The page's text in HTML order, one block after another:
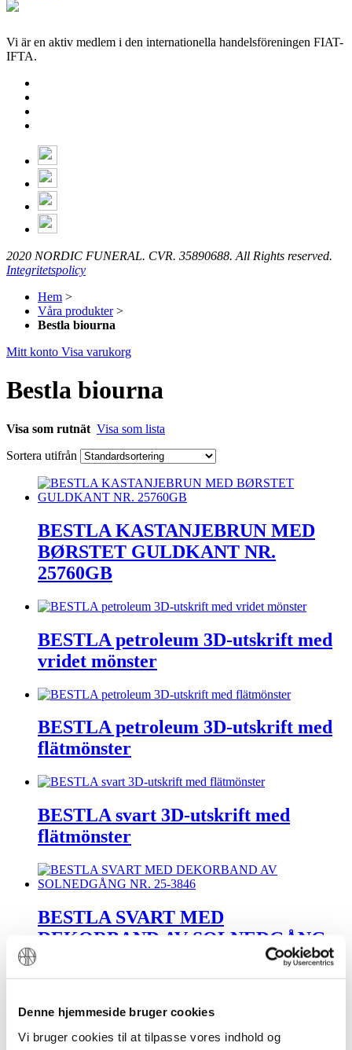
Denne hjemmeside bruger cookies
Vi bruger cookies til at tilpasse vores indhold og
Vi är en aktiv medlem i den internationella handelsföreningen FIAT-
IFTA.
2020 NORDIC FUNERAL. CVR. 35890688. All Rights reserved.
Integritetspolicy
Hem >
Våra produkter >
Bestla biourna
Mitt konto Visa varukorg
Bestla biourna
Visa som rutnät Visa som lista
Sortera utifrån
BESTLA KASTANJEBRUN MED
BØRSTET GULDKANT NR.
25760GB
BESTLA petroleum 3D-utskrift med
vridet mönster
BESTLA petroleum 3D-utskrift med
flätmönster
BESTLA svart 3D-utskrift med
flätmönster
BESTLA SVART MED
DEKORBAND AV SOLNEDGÅNG
BESTLA SVART MED